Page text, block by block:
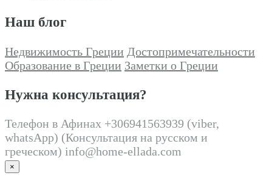
Наш блог
Недвижимость Греции Достопримечательности
Образование в Греции Заметки о Греции
Нужна консультация?
Телефон в Афинах +306941563939 (viber,
whatsApp) (Консультация на русском и
греческом) info@home-ellada.com
×